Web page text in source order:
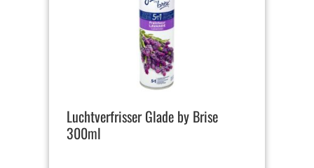
Luchtverfrisser Glade by Brise
300ml